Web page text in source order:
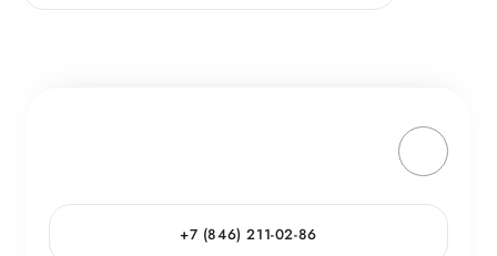
+7 (846) 211-02-86